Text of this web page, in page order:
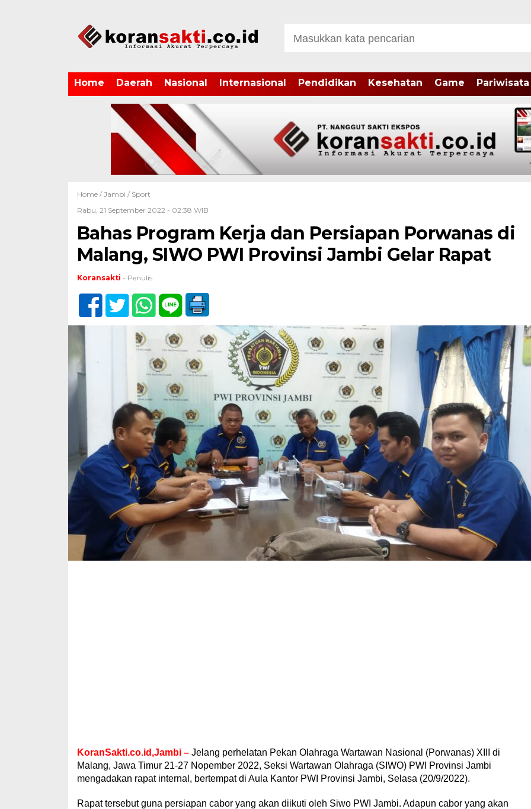
Home Daerah Nasional Internasional Pendidikan Kesehatan Game Pariwisata
Home / Jambi / Sport
Rabu, 21 September 2022 - 02:38 WIB
Bahas Program Kerja dan Persiapan Porwanas di
Malang, SIWO PWI Provinsi Jambi Gelar Rapat
Koransakti - Penulis
KoranSakti.co.id,Jambi –Jelang perhelatan Pekan Olahraga Wartawan Nasional (Porwanas) XIII di
Malang, Jawa Timur 21-27 Nopember 2022, Seksi Wartawan Olahraga (SIWO) PWI Provinsi Jambi
mengadakan rapat internal, bertempat di Aula Kantor PWI Provinsi Jambi, Selasa (20/9/2022).
Rapat tersebut guna persiapan cabor yang akan diikuti oleh Siwo PWI Jambi. Adapun cabor yang akan